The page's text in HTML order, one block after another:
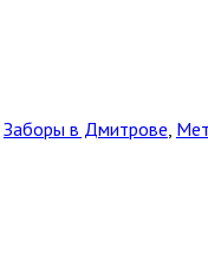
Заборы в Дмитрове